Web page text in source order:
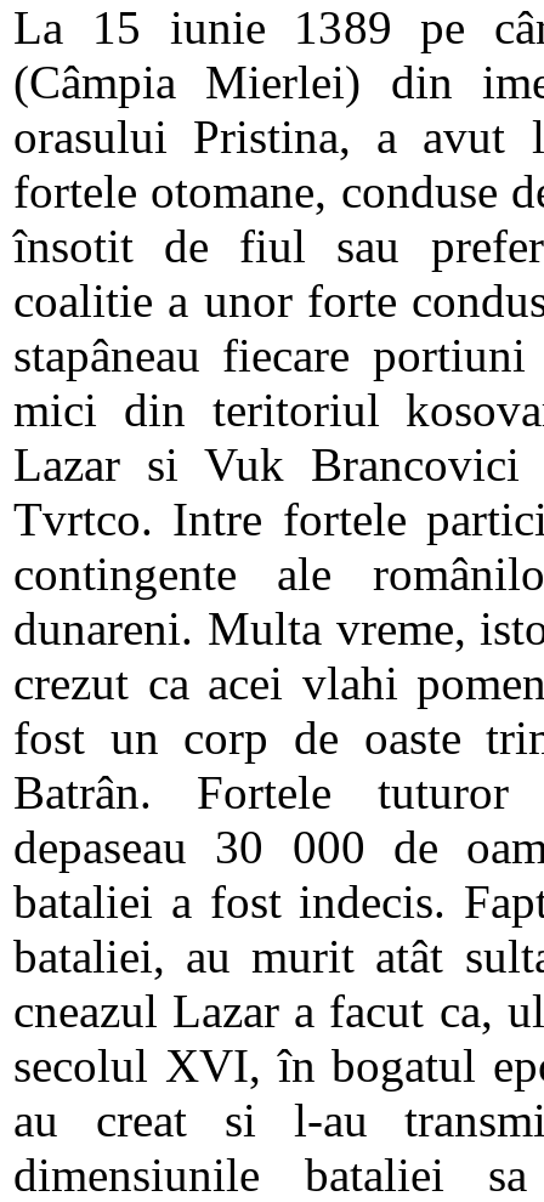
La 15 iunie 1389 pe
(Câmpia Mierlei) din
orasului Pristina, a avut
fortele otomane, conduse
însotit de fiul sau
coalitie a unor forte
stapâneau fiecare
mici din teritoriul
Lazar si Vuk Brancovici
Tvrtco. Intre fortele
contingente ale
dunareni. Multa vreme,
crezut ca acei vlahi
fost un corp de oaste
Batrân. Fortele tuturor
depaseau 30 000 de
bataliei a fost indecis.
bataliei, au murit atât
cneazul Lazar a facut ca,
secolul XVI, în bogatul
au creat si l-au
dimensiunile bataliei